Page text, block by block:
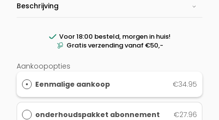
Beschrijving
Voor 18:00 besteld, morgen in huis!
Gratis verzending vanaf €50,-
Aankoopopties
Eenmalige aankoop
€34.95
onderhoudspakket abonnement €27.96